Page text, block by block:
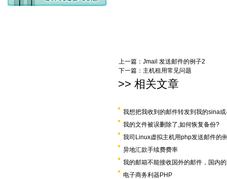
上一篇： Jmail 发送邮件的例子2
下一篇： 主机租用常见问题
>> 相关文章
我想把我收到的邮件转发到我的sina
我的文件被误删除了,如何恢复备份?
我司Linux虚拟主机用php发送邮件的
异地汇款手续费费率
我的邮箱不能接收国外的邮件，国内
电子商务利器PHP